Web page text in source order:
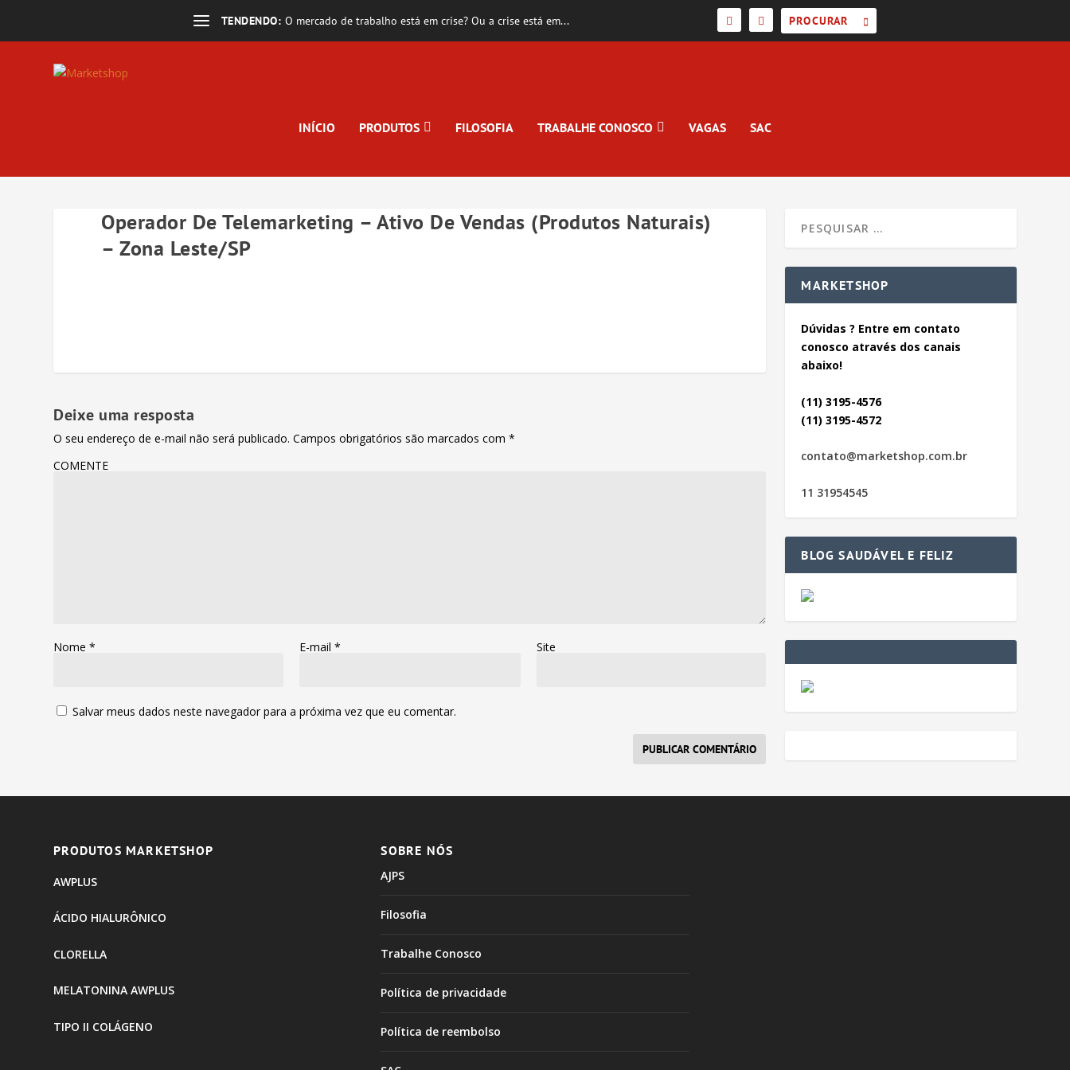
TENDENDO: O mercado de trabalho está em crise? Ou a crise está em...
INÍCIO PRODUTOS FILOSOFIA TRABALHE CONOSCO VAGAS SAC
Operador De Telemarketing – Ativo De Vendas (Produtos Naturais)
– Zona Leste/SP
Deixe uma resposta
O seu endereço de e-mail não será publicado. Campos obrigatórios são marcados com*
COMENTE
Nome* E-mail * Site
Salvar meus dados neste navegador para a próxima vez que eu comentar.
MARKETSHOP
Dúvidas ? Entre em contato
conosco através dos canais
abaixo!
(11) 3195-4576
(11) 3195-4572
contato@marketshop.com.br
11 31954545
BLOG SAUDÁVEL E FELIZ
PRODUTOS MARKETSHOP
AWPLUS
ÁCIDO HIALURÔNICO
CLORELLA
MELATONINA AWPLUS
TIPO II COLÁGENO
SOBRE NÓS
AJPS
Filosofia
Trabalhe Conosco
Política de privacidade
Política de reembolso